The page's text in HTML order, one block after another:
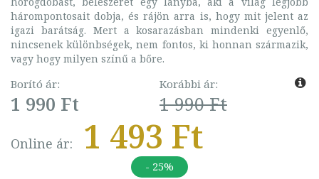
hárompontosait dobja, és rájön arra is, hogy mit jelent az
igazi barátság. Mert a kosarazásban mindenki egyenlő,
nincsenek különbségek, nem fontos, ki honnan származik,
vagy hogy milyen színű a bőre.
Borító ár:
1 990 Ft
Korábbi ár:
1 990 Ft
Online ár: 1 493 Ft
- 25%